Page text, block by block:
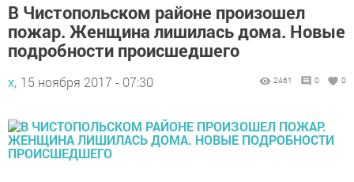
В Чистопольском районе произошел
пожар. Женщина лишилась дома. Новые
подробности происшедшего
х, 15 ноября 2017 - 07:30 2461 0 0